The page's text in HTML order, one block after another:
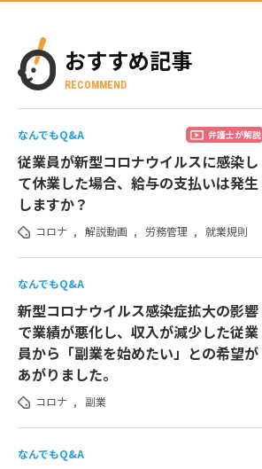
おすすめ記事
RECOMMEND
なんでもQ&A 弁護士が解説
従業員が新型コロナウイルスに感染し
て休業した場合、給与の支払いは発生
しますか？
コロナ , 解説動画 , 労務管理 , 就業規則
なんでもQ&A
新型コロナウイルス感染症拡大の影響
で業績が悪化し、収入が減少した従業
員から「副業を始めたい」との希望が
あがりました。
コロナ , 副業
なんでもQ&A